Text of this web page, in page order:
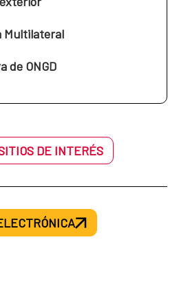
Multilateral
de ONGD
DE INTERÉS